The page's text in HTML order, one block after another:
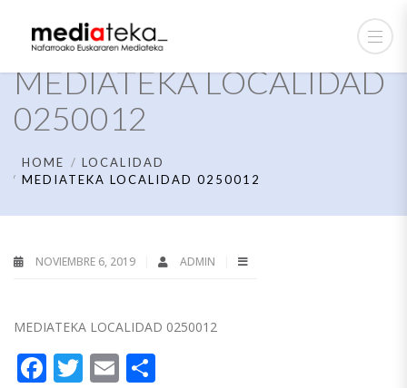
MEDIATEKA LOCALIDAD
0250012
HOME
LOCALIDAD
MEDIATEKA LOCALIDAD 0250012
NOVIEMBRE 6, 2019 ADMIN
MEDIATEKA LOCALIDAD 0250012
Facebook
Twitter
Email